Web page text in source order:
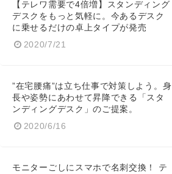
【テレワ需要で4倍増】スタンディング
デスクをもっと気軽に。今あるデスク
に乗せるだけの卓上タイプが発売
2020/7/21
”在宅腰痛”は立ち仕事で対策しよう。身
長や姿勢にあわせて昇降できる「スタ
ンディングデスク」のご提案。
2020/6/16
モニターごしにスマホで名刺交換！ テ